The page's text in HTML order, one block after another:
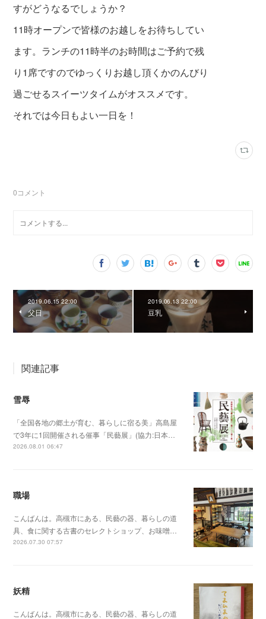
すがどうなるでしょうか？
11時オープンで皆様のお越しをお待ちしてい
ます。 ランチの11時半のお時間はご予約で残
り1席ですのでゆっくりお越し頂くかのんびり
過ごせるスイーツタイムがオススメです。
それでは今日もよい一日を！
0コメント
2019.06.15 22:00
父日
2019.06.13 22:00
豆乳
関連記事
雪辱
「全国各地の郷土が育む、暮らしに宿る美」高島屋
で3年に1回開催される催事「民藝展」(協力:日本…
2026.08.01 06:47
職場
こんばんは。高槻市にある、民藝の器、暮らしの道
具、食に関する古書のセレクトショップ、お味噌…
2026.07.30 07:57
妖精
こんばんは。高槻市にある、民藝の器、暮らしの道